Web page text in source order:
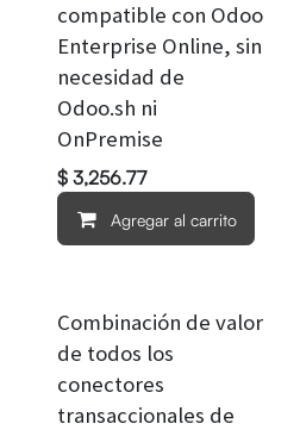
compatible con Odoo
Enterprise Online, sin
necesidad de
Odoo.sh ni
OnPremise
$ 3,256.77
Agregar al carrito
Combinación de valor
de todos los
conectores
transaccionales de